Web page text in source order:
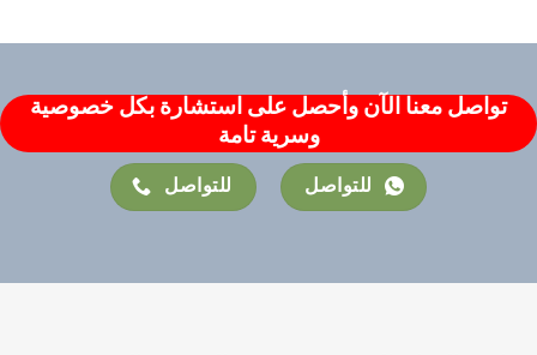
تواصل معنا الآن وأحصل على استشارة بكل خصوصية
وسرية تامة
للتواصل للتواصل